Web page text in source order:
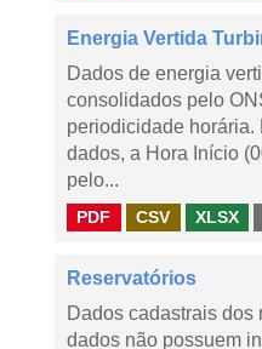
Energia Vertida
Dados de energia
consolidados pelo
periodicidade horária.
dados, a Hora Início
pelo...
PDF CSV XLSX
Reservatórios
Dados cadastrais dos
dados não possuem